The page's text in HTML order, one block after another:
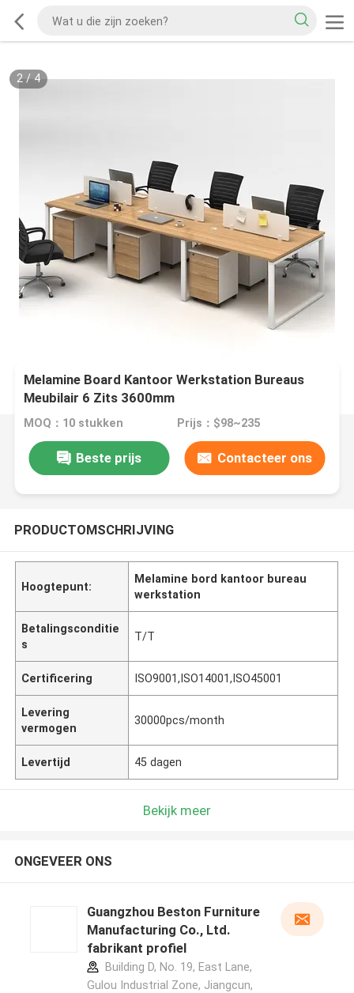
2/ 4
Melamine Board Kantoor Werkstation Bureaus
Meubilair 6 Zits 3600mm
MOQ：10 stukken Prijs：$98~235
Beste prijs Contacteer ons
PRODUCTOMSCHRIJVING
Hoogtepunt:
Melamine bord kantoor bureau
werkstation
Betalingsconditie
s
T/T
Certificering ISO9001,ISO14001,ISO45001
Levering
vermogen
30000pcs/month
Levertijd 45 dagen
Bekijk meer
ONGEVEER ONS
Guangzhou Beston Furniture
Manufacturing Co., Ltd.
fabrikant profiel
Building D, No. 19, East Lane,
Gulou Industrial Zone, Jiangcun,